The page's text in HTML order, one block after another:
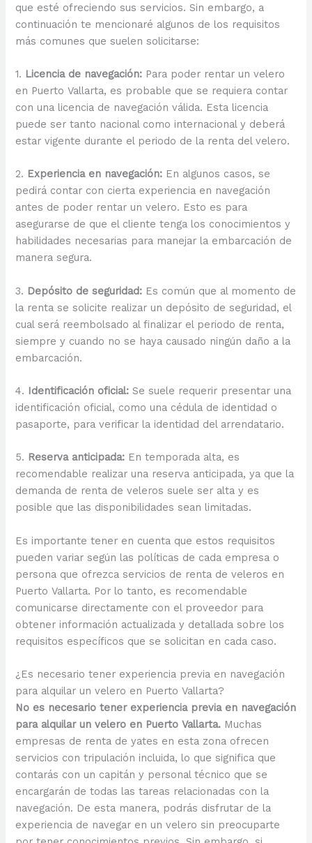
que esté ofreciendo sus servicios. Sin embargo, a
continuación te mencionaré algunos de los requisitos
más comunes que suelen solicitarse:
1. Licencia de navegación: Para poder rentar un velero
en Puerto Vallarta, es probable que se requiera contar
con una licencia de navegación válida. Esta licencia
puede ser tanto nacional como internacional y deberá
estar vigente durante el periodo de la renta del velero.
2. Experiencia en navegación: En algunos casos, se
pedirá contar con cierta experiencia en navegación
antes de poder rentar un velero. Esto es para
asegurarse de que el cliente tenga los conocimientos y
habilidades necesarias para manejar la embarcación de
manera segura.
3. Depósito de seguridad: Es común que al momento de
la renta se solicite realizar un depósito de seguridad, el
cual será reembolsado al finalizar el periodo de renta,
siempre y cuando no se haya causado ningún daño a la
embarcación.
4. Identificación oficial: Se suele requerir presentar una
identificación oficial, como una cédula de identidad o
pasaporte, para verificar la identidad del arrendatario.
5. Reserva anticipada: En temporada alta, es
recomendable realizar una reserva anticipada, ya que la
demanda de renta de veleros suele ser alta y es
posible que las disponibilidades sean limitadas.
Es importante tener en cuenta que estos requisitos
pueden variar según las políticas de cada empresa o
persona que ofrezca servicios de renta de veleros en
Puerto Vallarta. Por lo tanto, es recomendable
comunicarse directamente con el proveedor para
obtener información actualizada y detallada sobre los
requisitos específicos que se solicitan en cada caso.
¿Es necesario tener experiencia previa en navegación
para alquilar un velero en Puerto Vallarta?
No es necesario tener experiencia previa en navegación
para alquilar un velero en Puerto Vallarta. Muchas
empresas de renta de yates en esta zona ofrecen
servicios con tripulación incluida, lo que significa que
contarás con un capitán y personal técnico que se
encargarán de todas las tareas relacionadas con la
navegación. De esta manera, podrás disfrutar de la
experiencia de navegar en un velero sin preocuparte